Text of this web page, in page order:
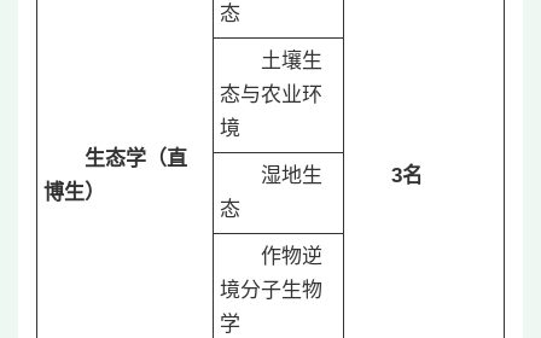
生态学（直
博生）
态
3名
土壤生
态与农业环
境
湿地生
态
作物逆
境分子生物
学